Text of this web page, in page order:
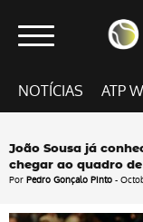
NOTÍCIAS ATP
João Sousa já
chegar ao quadro
Por Pedro Gonçalo Pinto -